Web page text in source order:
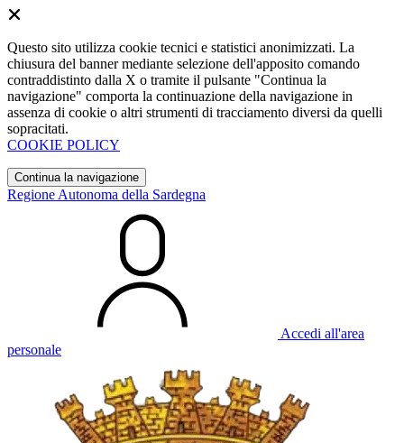
Questo sito utilizza cookie tecnici e statistici anonimizzati. La
chiusura del banner mediante selezione dell'apposito comando
contraddistinto dalla X o tramite il pulsante "Continua la
navigazione" comporta la continuazione della navigazione in
assenza di cookie o altri strumenti di tracciamento diversi da quelli
sopracitati.
COOKIE POLICY
Continua la navigazione
Regione Autonoma della Sardegna
Accedi all'area
personale